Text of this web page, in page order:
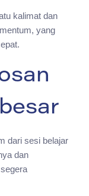
kalimat dan
yang
dari sesi belajar
dan